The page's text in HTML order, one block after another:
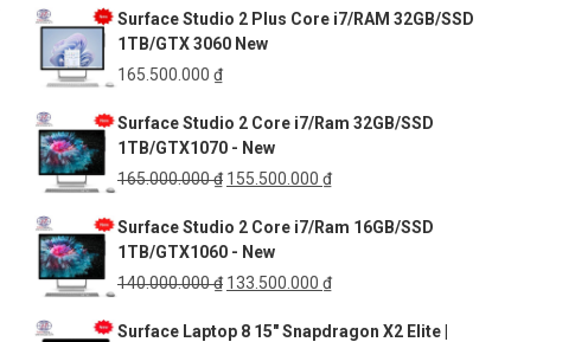
là:
170.000.000 ₫.
tại
Surface Studio 2 Plus Core i7/RAM 32GB/SSD
1TB/GTX 3060 New
165.500.000 ₫
Surface Studio 2 Core i7/Ram 32GB/SSD
1TB/GTX1070 - New
165.000.000₫ Giá
là:
165.000.000 ₫.
155.500.000 ₫Giá
tại
155.500.000 ₫.
Surface Studio 2 Core i7/Ram 16GB/SSD
1TB/GTX1060 - New
140.000.000₫ Giá
là:
133.500.000 ₫Giá
tại
Surface Laptop 8 15″ Snapdragon X2 Elite |